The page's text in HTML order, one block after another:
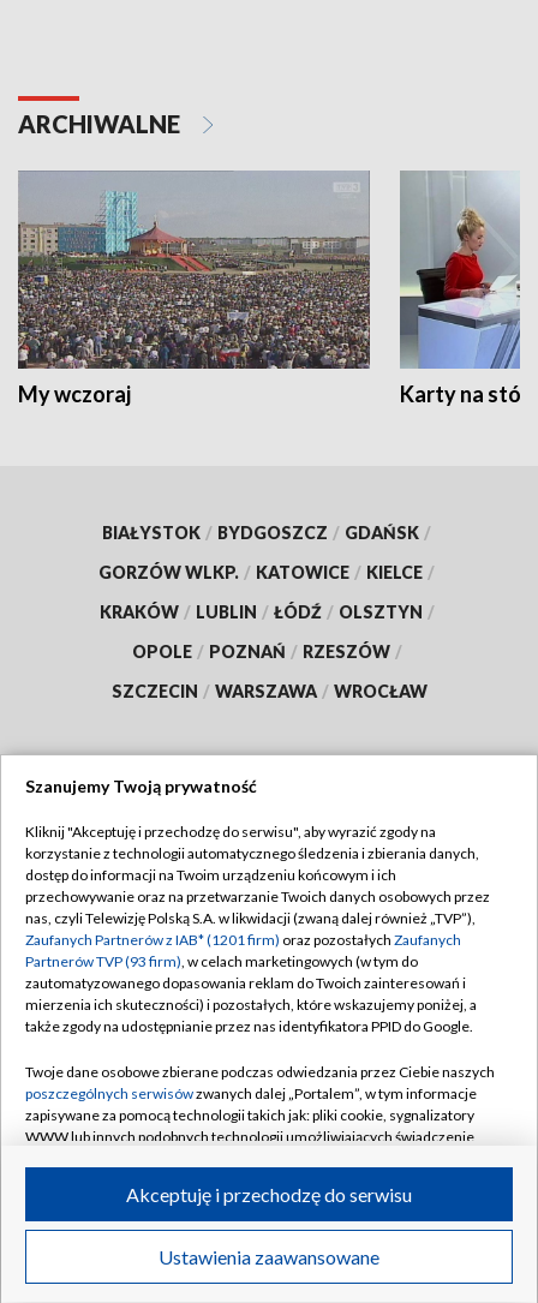
ARCHIWALNE
My wczoraj Karty na
BIAŁYSTOK / BYDGOSZCZ / GDAŃSK /
GORZÓW WLKP. / KATOWICE / KIELCE /
KRAKÓW / LUBLIN / ŁÓDŹ / OLSZTYN /
OPOLE / POZNAŃ / RZESZÓW /
SZCZECIN / WARSZAWA / WROCŁAW
TVP
Abonament TVP
Emisja w TVP
Centrum informacji TVP
Naziemna Telewizja Cyfrowa
Rada Programowa
System NOS
Informacje o nadawcy
Program dla prasy
Ogłoszenie przetargowe
Regulamin TVP
Polityka prywatności
Moje zgody
Pomoc
Kontakt
Kanały
©2026 Telewizja Polska S.A. w likwidacji
Szanujemy Twoją prywatność
Kliknij "Akceptuję i przechodzę do serwisu", aby wyrazić zgody na
korzystanie z technologii automatycznego śledzenia i zbierania danych,
dostęp do informacji na Twoim urządzeniu końcowym i ich
przechowywanie oraz na przetwarzanie Twoich danych osobowych przez
nas, czyli Telewizję Polską S.A. w likwidacji (zwaną dalej również „TVP”),
Zaufanych Partnerów z IAB* (1201 firm) oraz pozostałych Zaufanych
Partnerów TVP (93 firm), w celach marketingowych (w tym do
zautomatyzowanego dopasowania reklam do Twoich zainteresowań i
mierzenia ich skuteczności) i pozostałych, które wskazujemy poniżej, a
także zgody na udostępnianie przez nas identyfikatora PPID do Google.
Twoje dane osobowe zbierane podczas odwiedzania przez Ciebie naszych
poszczególnych serwisówzwanych dalej „Portalem”, w tym informacje
zapisywane za pomocą technologii takich jak: pliki cookie, sygnalizatory
WWW lub innych podobnych technologii umożliwiających świadczenie
ruchu w Internecie.
Twoje dane osobowe zbierane podczas odwiedzania przez Ciebie
poszczególnych serwisówna Portalu, takie jak adresy IP, identyfikatory
Ustawienia zaawansowane
Akceptuję i przechodzę do serwisu